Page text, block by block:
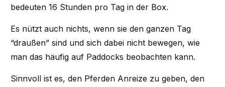
bedeuten 16 Stunden pro Tag in der Box.
Es nützt auch nichts, wenn sie den ganzen Tag
“draußen” sind und sich dabei nicht bewegen, wie
man das häufig auf Paddocks beobachten kann.
Sinnvoll ist es, den Pferden Anreize zu geben, den